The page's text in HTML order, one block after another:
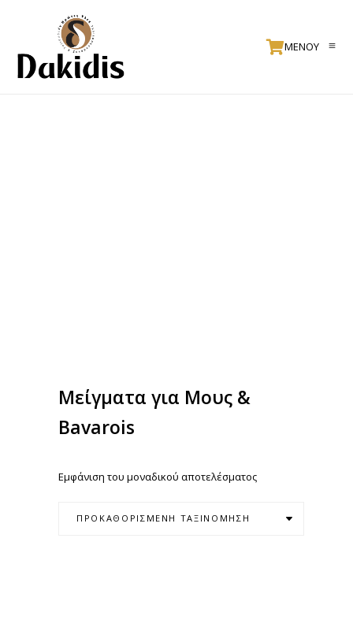
ΜΕΝΟΥ
Μείγματα για Μους &
Bavarois
Εμφάνιση του μοναδικού αποτελέσματος
ΠΡΟΚΑΘΟΡΙΣΜΈΝΗ ΤΑΞΙΝΌΜΗΣΗ